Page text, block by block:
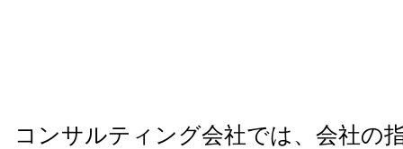
コンサルティング会社では、会社の